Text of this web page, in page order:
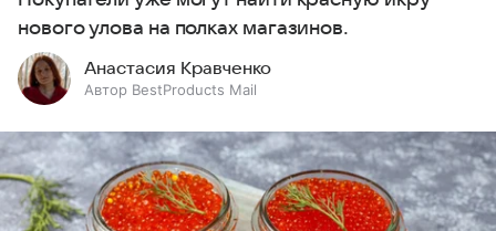
нового улова на полках магазинов.
Анастасия Кравченко
Автор BestProducts Mail